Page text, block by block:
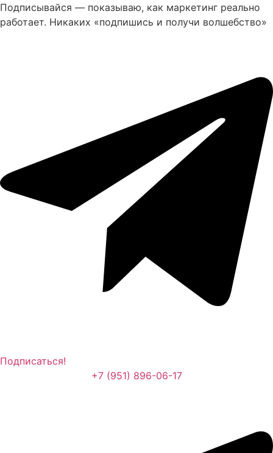
Подписывайся — показываю, как маркетинг реально
работает. Никаких «подпишись и получи волшебство»
Подписаться!
+7 (951) 896-06-17